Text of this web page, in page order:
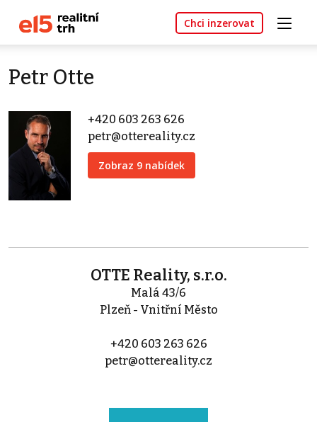
Chci inzerovat
Petr Otte
+420 603 263 626
petr@ottereality.cz
Zobraz 9 nabídek
OTTE Reality, s.r.o.
Malá 43/6
Plzeň - Vnitřní Město
+420 603 263 626
petr@ottereality.cz